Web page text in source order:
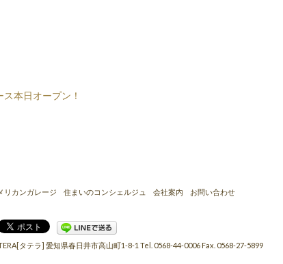
ス本日オープン！
リカンガレージ 住まいのコンシェルジュ 会社案内 お問い合わせ
タテラ] 愛知県春日井市高山町1-8-1 Tel. 0568-44-0006 Fax. 0568-27-5899